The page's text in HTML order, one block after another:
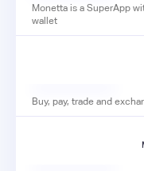
Monetta is a SuperApp
wallet
Buy, pay, trade and